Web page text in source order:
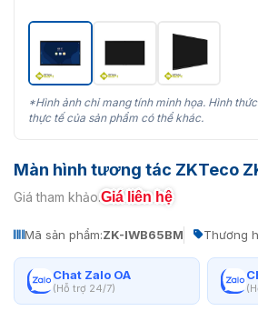
*Hình ảnh chỉ mang tính minh họa. Hình
thực tế của sản phẩm có thể khác.
Màn hình tương tác ZKTeco
Giá tham khảo:Giá liên hệ
Mã sản phẩm:ZK-IWB65BM Thương
Chat Zalo OA
(Hỗ trợ 24/7)